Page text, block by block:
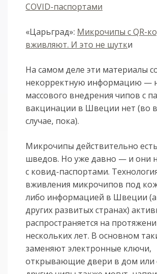
COVID-паспортами
«Царьград»: Микрочипы с QR-
вживляют. И это не шутки
На самом деле эти материалы
некорректную информацию —
массового внедрения чипов с
вакцинации в Швеции нет (во
случае, пока).
Микрочипы действительно
шведов. Но уже давно — и они
с ковид-паспортами.
вживления микрочипов под
либо информацией в Швеции
других развитых странах)
распространяется на
нескольких лет. В основном
заменяют электронные ключи,
открывающие двери в дом или